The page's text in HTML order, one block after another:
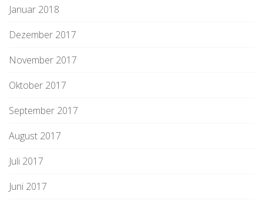
Januar 2018
Dezember 2017
November 2017
Oktober 2017
September 2017
August 2017
Juli 2017
Juni 2017